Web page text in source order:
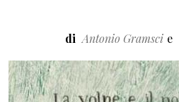
di Antonio Gramsci